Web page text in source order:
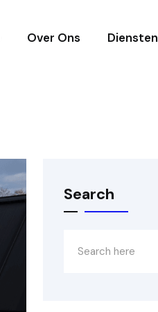
Over Ons Diensten
Search